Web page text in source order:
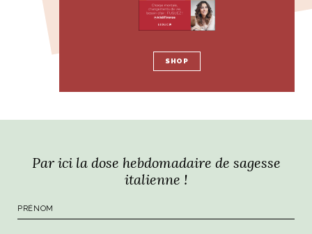
SHOP
Par ici la dose hebdomadaire de sagesse
italienne !